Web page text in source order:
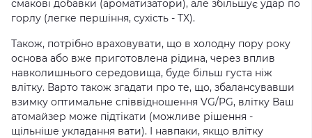
смакові добавки (ароматизатори), але збільшує удар по
горлу (легке першіння, сухість - TX).
Також, потрібно враховувати, що в холодну пору року
основа або вже приготовлена ​​рідина, через вплив
навколишнього середовища, буде більш густа ніж
влітку. Варто також згадати про те, що, збалансувавши
взимку оптимальне співвідношення VG/PG, влітку Ваш
атомайзер може підтікати (можливе рішення -
щільніше укладання вати). І навпаки, якщо влітку